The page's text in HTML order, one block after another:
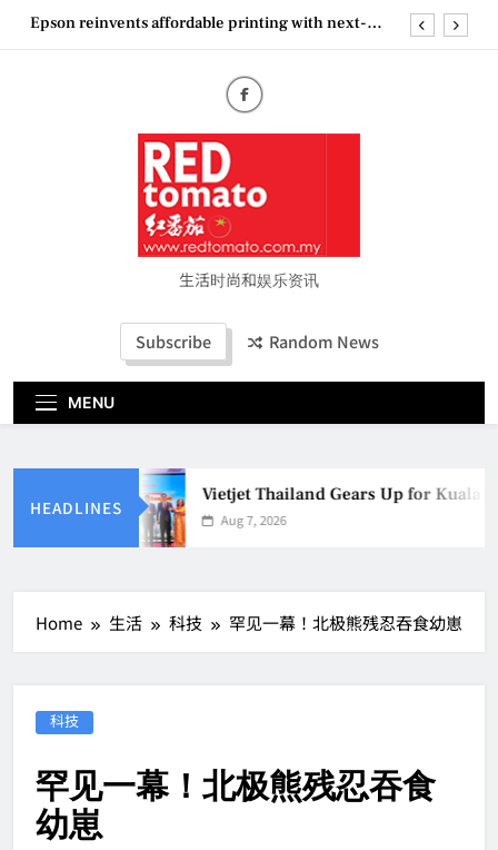
SkipEpson reinvents affordable printing with next-
“See Her Heal – 1,000 Untold Stories” 为马来西亚
妈妈提供分享剖腹产复原历程的空间
Vietjet Thailand Gears Up for Kuala Lumpur–
Bangkok Service Launch on9 October
Epson reinvents affordable printing with next-
generation EcoTank Series
Couture Fashion Week Malaysia 2026– Press
妈妈提供分享剖腹产复原历程的空间
生活时尚和娱乐资讯
Subscribe Random News
MENU
HEADLINES
Vietjet Thailand Gears Up for Kuala
Aug 7, 2026
Home 生活 科技 罕见一幕！北极熊残忍吞食幼崽
科技
罕见一幕！北极熊残忍吞食
幼崽